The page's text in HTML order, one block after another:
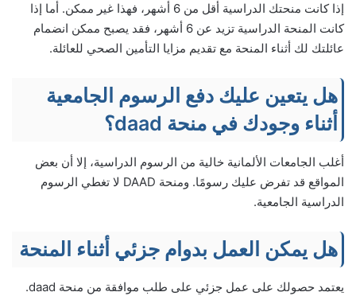
إذا كانت منحتك الدراسية أقل من 6 أشهر، فهذا غير ممكن. أما إذا
كانت المنحة الدراسية تزيد عن 6 أشهر، فقد يصبح ممكن انضمام
عائلتك لك أثناء المنحة مع تقديم مزايا التأمين الصحي للعائلة.
هل يتعين عليك دفع الرسوم الجامعية
أثناء وجودك في منحة daad؟
أغلب الجامعات الألمانية خالية من الرسوم الدراسية، إلا أن بعض
المواقع قد تفرض عليك رسومًا. ومنحة DAAD لا تغطي الرسوم
الدراسية الجامعية.
هل يمكن العمل بدوام جزئي أثناء المنحة
يعتمد حصولك على عمل جزئي على طلب موافقة من منحة daad.